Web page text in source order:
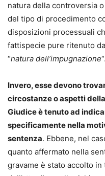
natura della controversia
del tipo di procedimento
disposizioni processuali
fattispecie pure ritenuto
“natura dell’impugnazione“.
Invero, esse devono
circostanze o aspetti
Giudice è tenuto ad
specificamente nella
sentenza. Ebbene, nel
quanto affermato nella
gravame è stato accolto